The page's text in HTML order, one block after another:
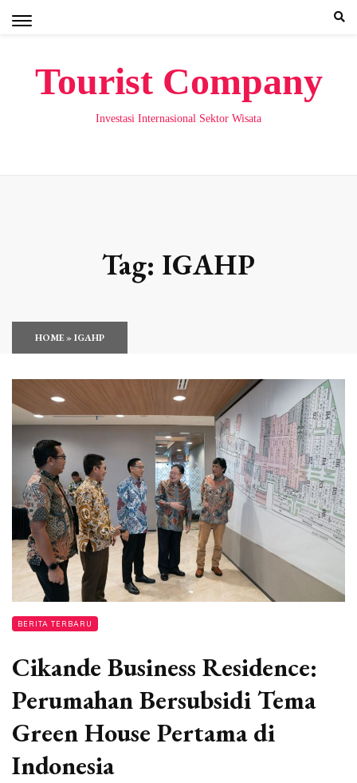
Tourist Company
Investasi Internasional Sektor Wisata
Tag: IGAHP
HOME»IGAHP
BERITA TERBARU
Cikande Business Residence:
Perumahan Bersubsidi Tema
Green House Pertama di
Indonesia